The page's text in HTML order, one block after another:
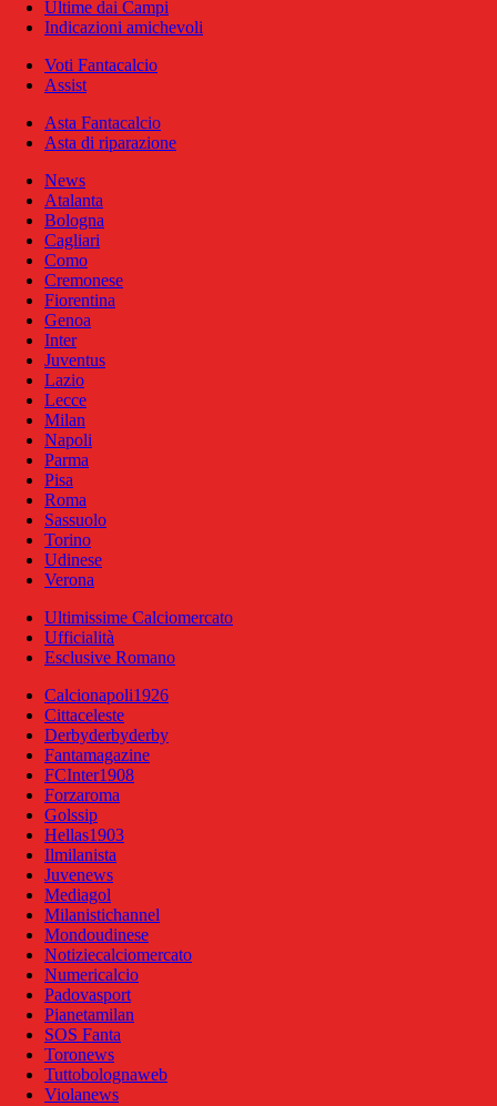
Ultime dai Campi
Indicazioni amichevoli
Voti Fantacalcio
Assist
Asta Fantacalcio
Asta di riparazione
News
Atalanta
Bologna
Cagliari
Como
Cremonese
Fiorentina
Genoa
Inter
Juventus
Lazio
Lecce
Milan
Napoli
Parma
Pisa
Roma
Sassuolo
Torino
Udinese
Verona
Ultimissime Calciomercato
Ufficialità
Esclusive Romano
Calcionapoli1926
Cittaceleste
Derbyderbyderby
Fantamagazine
FCInter1908
Forzaroma
Golssip
Hellas1903
Ilmilanista
Juvenews
Mediagol
Milanistichannel
Mondoudinese
Notiziecalciomercato
Numericalcio
Padovasport
Pianetamilan
SOS Fanta
Toronews
Tuttobolognaweb
Violanews